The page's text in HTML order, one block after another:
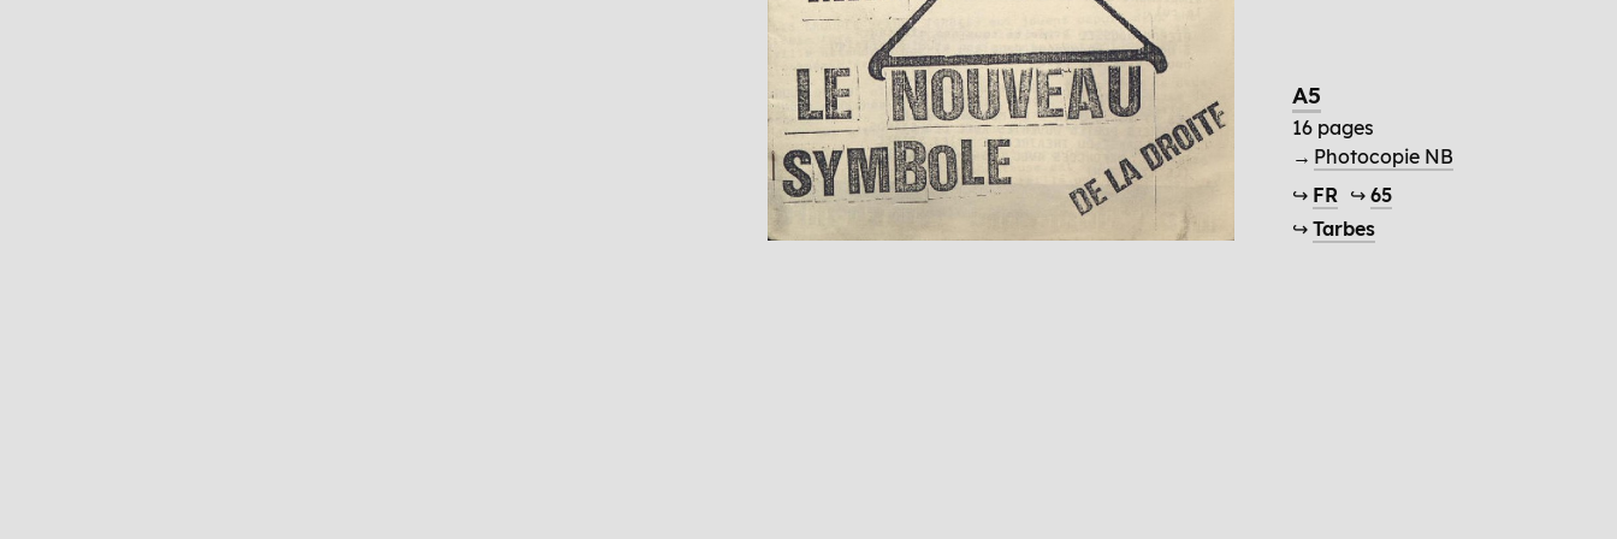
A5
16 pages
→ Photocopie NB
↪ FR ↪65
↪Tarbes